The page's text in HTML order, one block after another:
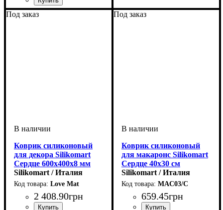
Под заказ
Коврик силиконовый
для декора Silikomart
Сердце 600х400х8 мм
Silikomart / Италия
Love Mat
2 408.90грн
Под заказ
Коврик силиконовый
для макаронс Silikomart
Сердце 40х30 см
Silikomart / Италия
MAC03/C
659.45грн